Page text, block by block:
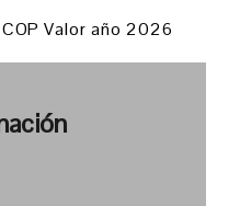
Valor año 2026